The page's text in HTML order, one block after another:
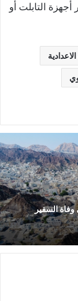
التابلت أو
السفير